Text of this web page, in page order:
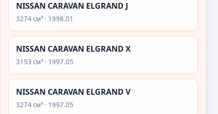
NISSAN CARAVAN ELGRAND J
3274 см³ · 1998.01
NISSAN CARAVAN ELGRAND X
3153 см³ · 1997.05
NISSAN CARAVAN ELGRAND V
3274 см³ · 1997.05